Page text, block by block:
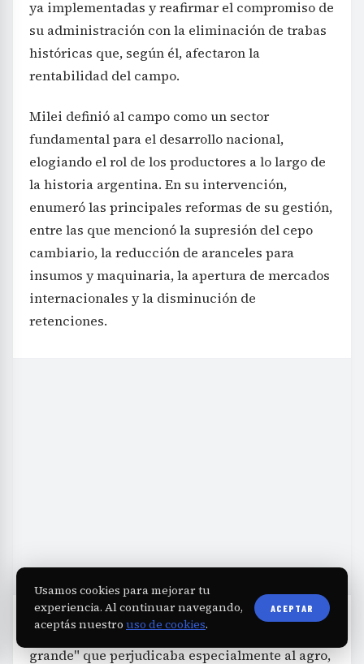
ya implementadas y reafirmar el compromiso de
su administración con la eliminación de trabas
históricas que, según él, afectaron la
rentabilidad del campo.
Milei definió al campo como un sector
fundamental para el desarrollo nacional,
elogiando el rol de los productores a lo largo de
la historia argentina. En su intervención,
enumeró las principales reformas de su gestión,
entre las que mencionó la supresión del cepo
cambiario, la reducción de aranceles para
insumos y maquinaria, la apertura de mercados
internacionales y la disminución de
retenciones.
El mandatario calificó al cepo como el "robo más
grande" que perjudicaba especialmente al agro,
Usamos cookies para mejorar tu
experiencia. Al continuar navegando,
aceptás nuestro uso de cookies.
ACEPTAR